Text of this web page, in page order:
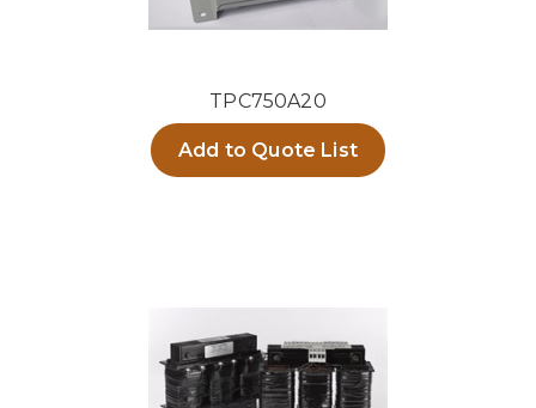
TPC750A20
Add to Quote List